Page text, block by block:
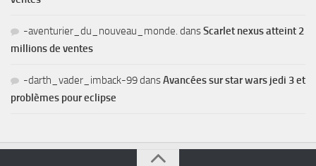
-aventurier_du_nouveau_monde. dansScarlet nexus atteint 2
millions de ventes
-darth_vader_imback-99dansAvancées sur star wars jedi 3 et
problèmes pour eclipse